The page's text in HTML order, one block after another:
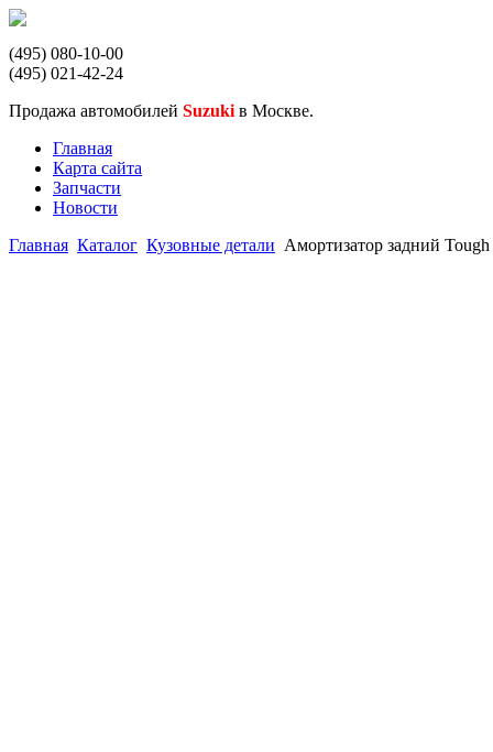
(495) 080-10-00
(495) 021-42-24
Продажа автомобилей Suzuki в Москве.
Главная
Карта сайта
Запчасти
Новости
Главная Каталог Кузовные детали Амортизатор задний